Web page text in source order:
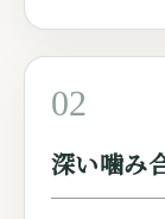
02
深い噛み